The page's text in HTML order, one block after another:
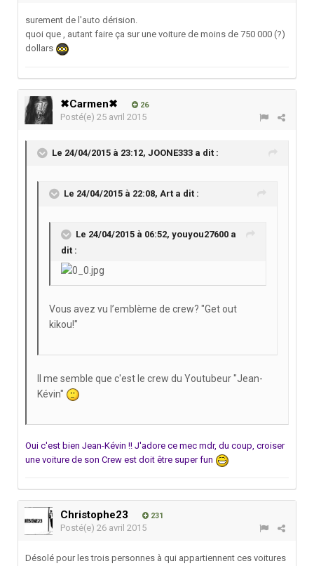
surement de l'auto dérision.
quoi que , autant faire ça sur une voiture de moins de 750 000 (?)
dollars
✖Carmen✖ 26
Posté(e) 25 avril 2015
Le 24/04/2015 à 23:12, JOONE333 a dit :
Le 24/04/2015 à 22:08, Art a dit :
Le 24/04/2015 à 06:52, youyou27600 a
dit :
Vous avez vu l’emblème de crew? "Get out
kikou!"
Il me semble que c'est le crew du Youtubeur "Jean-
Kévin"
Oui c'est bien Jean-Kévin !! J'adore ce mec mdr, du coup, croiser
une voiture de son Crew est doit être super fun
Christophe23 231
Posté(e) 26 avril 2015
Désolé pour les trois personnes à qui appartiennent ces voitures